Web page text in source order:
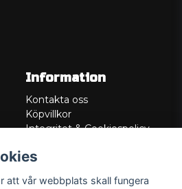
Information
Kontakta oss
Köpvillkor
Integritet & Cookiespolicy
Service/Garanti
Lådritning
att vår webbplats skall fungera